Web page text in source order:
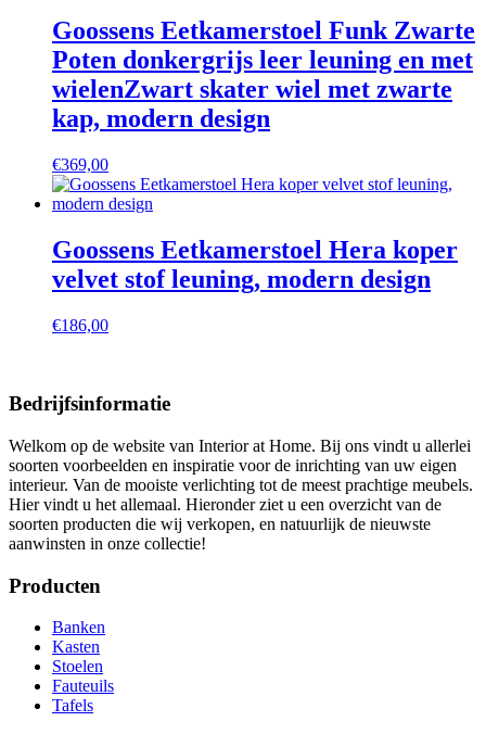
Goossens Eetkamerstoel Funk Zwarte
Poten donkergrijs leer leuning en met
wielenZwart skater wiel met zwarte
kap, modern design
€369,00
Goossens Eetkamerstoel Hera koper
velvet stof leuning, modern design
€186,00
Bedrijfsinformatie
Welkom op de website van Interior at Home. Bij ons vindt u allerlei
soorten voorbeelden en inspiratie voor de inrichting van uw eigen
interieur. Van de mooiste verlichting tot de meest prachtige meubels.
Hier vindt u het allemaal. Hieronder ziet u een overzicht van de
soorten producten die wij verkopen, en natuurlijk de nieuwste
aanwinsten in onze collectie!
Producten
Banken
Kasten
Stoelen
Fauteuils
Tafels